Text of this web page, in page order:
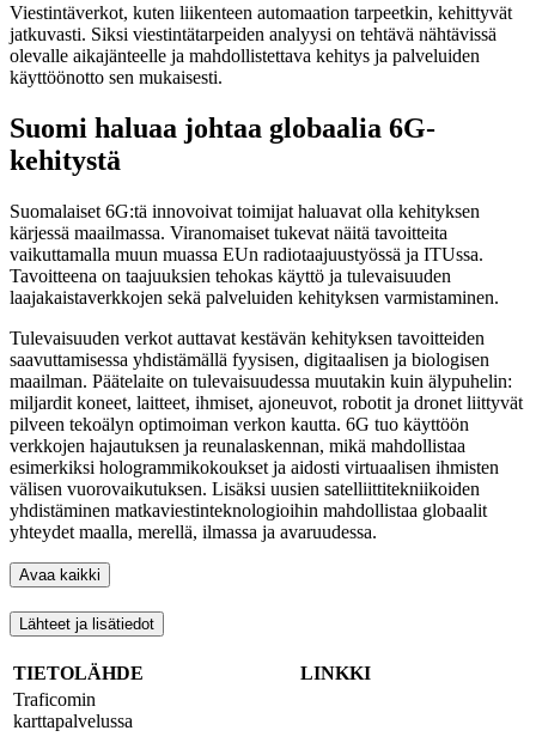
Viestintäverkot, kuten liikenteen automaation tarpeetkin, kehittyvät
jatkuvasti. Siksi viestintätarpeiden analyysi on tehtävä nähtävissä
olevalle aikajänteelle ja mahdollistettava kehitys ja palveluiden
käyttöönotto sen mukaisesti.
Suomi haluaa johtaa globaalia 6G-
kehitystä
Suomalaiset 6G:tä innovoivat toimijat haluavat olla kehityksen
kärjessä maailmassa. Viranomaiset tukevat näitä tavoitteita
vaikuttamalla muun muassa EUn radiotaajuustyössä ja ITUssa.
Tavoitteena on taajuuksien tehokas käyttö ja tulevaisuuden
laajakaistaverkkojen sekä palveluiden kehityksen varmistaminen.
Tulevaisuuden verkot auttavat kestävän kehityksen tavoitteiden
saavuttamisessa yhdistämällä fyysisen, digitaalisen ja biologisen
maailman. Päätelaite on tulevaisuudessa muutakin kuin älypuhelin:
miljardit koneet, laitteet, ihmiset, ajoneuvot, robotit ja dronet liittyvät
pilveen tekoälyn optimoiman verkon kautta. 6G tuo käyttöön
verkkojen hajautuksen ja reunalaskennan, mikä mahdollistaa
esimerkiksi hologrammikokoukset ja aidosti virtuaalisen ihmisten
välisen vuorovaikutuksen. Lisäksi uusien satelliittitekniikoiden
yhdistäminen matkaviestinteknologioihin mahdollistaa globaalit
yhteydet maalla, merellä, ilmassa ja avaruudessa.
Avaa kaikki
Lähteet ja lisätiedot
TIETOLÄHDE
LINKKI
Traficomin
karttapalvelussa